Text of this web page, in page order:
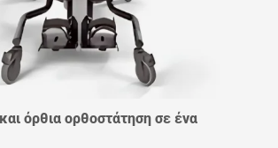
όρθια ορθοστάτηση σε ένα